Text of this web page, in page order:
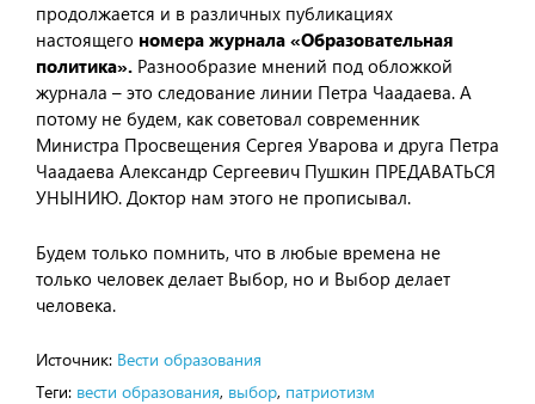
продолжается и в различных публикациях
настоящего номера журнала «Образовательная
политика». Разнообразие мнений под обложкой
журнала – это следование линии Петра Чаадаева. А
потому не будем, как советовал современник
Министра Просвещения Сергея Уварова и друга Петра
Чаадаева Александр Сергеевич Пушкин ПРЕДАВАТЬСЯ
УНЫНИЮ. Доктор нам этого не прописывал.
Будем только помнить, что в любые времена не
только человек делает Выбор, но и Выбор делает
человека.
Источник: Вести образования
Теги: вести образования, выбор, патриотизм